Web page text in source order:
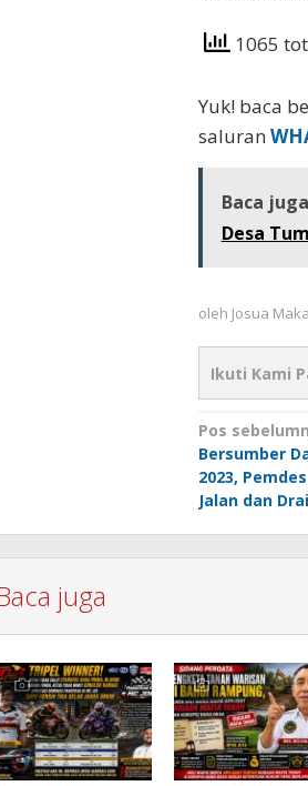
1065
Yuk! baca
saluran
Baca
Desa
oleh Josua
Ikuti Kami
pos
Pos
Bersumber
2023,
Jalan dan
juga